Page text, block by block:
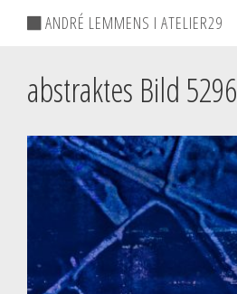
ANDRÉ LEMMENS I ATELIER29
abstraktes Bild 5296